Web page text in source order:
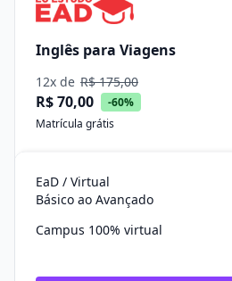
Inglês para Viagens
12x de R$ 175,00
R$ 70,00
-60%
Matrícula grátis
EaD / Virtual
Básico ao Avançado
Campus 100% virtual